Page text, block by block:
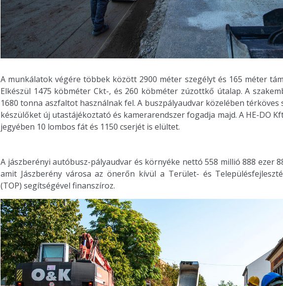
A munkálatok végére többek között 2900 méter szegélyt és 165 méter
Elkészül 1475 köbméter Ckt-, és 260 köbméter zúzottkő útalap. A
1680 tonna aszfaltot használnak fel. A buszpályaudvar közelében térköves
készülőket új utastájékoztató és kamerarendszer fogadja majd. A HE-DO
jegyében 10 lombos fát és 1150 cserjét is elültet.
A jászberényi autóbusz-pályaudvar és környéke nettó 558 millió 888 ezer
amit Jászberény városa az önerőn kívül a Terület- és
(TOP) segítségével finanszíroz.